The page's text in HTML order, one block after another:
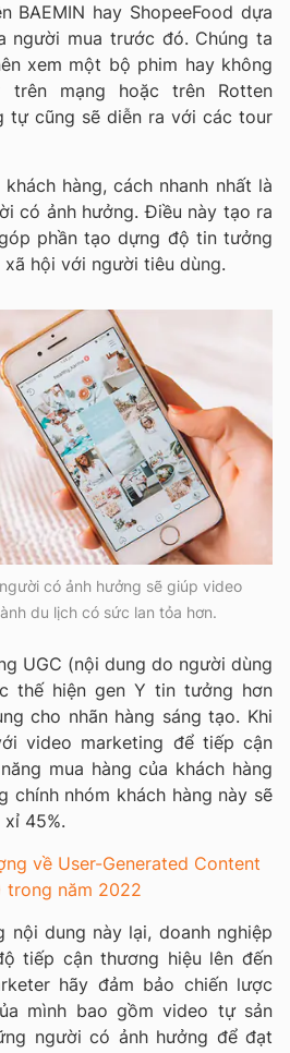
BAEMIN hay ShopeeFood dựa
người mua trước đó. Chúng ta
xem một bộ phim hay không
trên mạng hoặc trên Rotten
tự cũng sẽ diễn ra với các tour
hàng, cách nhanh nhất là
có ảnh hưởng. Điều này tạo ra
phần tạo dựng độ tin tưởng
hội với người tiêu dùng.
có ảnh hưởng sẽ giúp video
du lịch có sức lan tỏa hơn.
UGC (nội dung do người dùng
thế hiện gen Y tin tưởng hơn
cho nhãn hàng sáng tạo. Khi
video marketing để tiếp cận
mua hàng của khách hàng
chính nhóm khách hàng này sẽ
45%.
về User-Generated Content
trong năm 2022
nội dung này lại, doanh nghiệp
tiếp cận thương hiệu lên đến
hãy đảm bảo chiến lược
mình bao gồm video tự sản
người có ảnh hưởng để đạt